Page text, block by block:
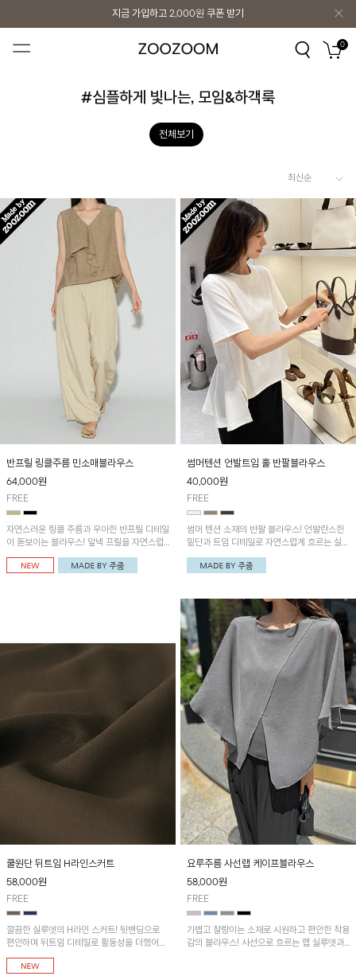
지금 가입하고 2,000원 쿠폰 받기
지금 가입하고 2,000원 쿠폰 받기 0
#심플하게 빛나는, 모임&하객룩
전체보기
반프릴 링클주름 민소매블라우스
64,000원
FREE
자연스러운 링클 주름과 우아한 반프릴 디테일
이 돋보이는 블라우스! 앞넥 프릴을 자연스럽
게 내려 여성스러운 무드로 연출하거나, 어깨
옆 단추에 걸어 세련된 카울넥 스타일로 연출
썸머텐션 언발트임 훌 반팔블라우스
40,000원
FREE
썸머 텐션 소재의 반팔 블라우스! 언발란스한
밑단과 트임 디테일로 자연스럽게 흐르는 실루
엣을 연출해 주며, 훌 디자인으로 여성스러운
분위기를 더해줍니다~
쿨원단 뒤트임 H라인스커트
58,000원
FREE
깔끔한 실루엣의 H라인 스커트! 뒷밴딩으로
편안하며 뒤트임 디테일로 활동성을 더했어요
~ 오피스룩부터 데일리룩까지 다양하게 활용
하기 좋아요~
요루주름 사선랩 케이프블라우스
58,000원
FREE
가볍고 찰랑이는 소재로 시원하고 편안한 착용
감의 블라우스! 사선으로 흐르는 랩 실루엣과